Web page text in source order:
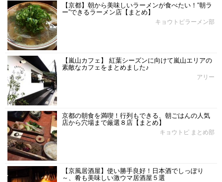
【京都】朝から美味しいラーメンが食べたい！“朝ラ
ー”できるラーメン店【まとめ】
キョウトピラーメン部
【嵐山カフェ】 紅葉シーズンに向けて嵐山エリアの
素敵なカフェをまとめました♪
アリー
京都の朝食を満喫！行列もできる、朝ごはんの人気
店から穴場まで厳選８店【まとめ】
キョウトピ まとめ部
【京風居酒屋】使い勝手良好！日本酒でしっぽり
～、肴も美味しい激ウマ居酒屋５選